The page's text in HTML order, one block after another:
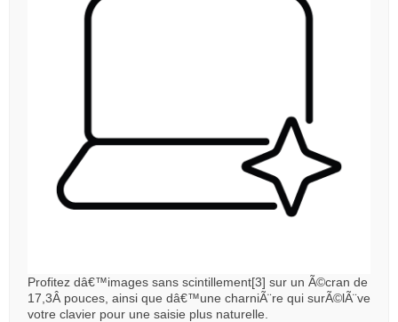
Profitez dâ€™images sans scintillement[3] sur un Ã©cran de
17,3Â pouces, ainsi que dâ€™une charniÃ¨re qui surÃ©lÃ¨ve
votre clavier pour une saisie plus naturelle.